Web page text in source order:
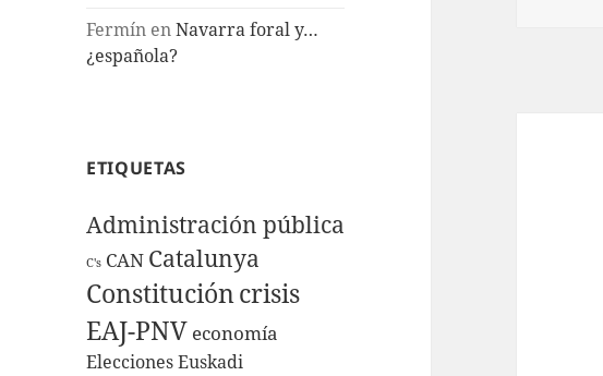
Fermín enNavarra foral y…
¿española?
ETIQUETAS
Administración pública
C's CAN Catalunya
Constitucióncrisis
EAJ-PNV economía
Elecciones Euskadi